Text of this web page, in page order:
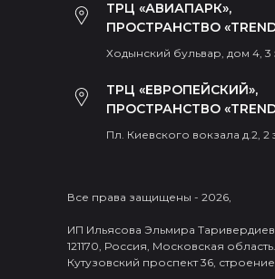
Все права защищены - 2026,
ИП Ильясова Эльмира
121170, Россия, Московская
Кутузовский проспект 36,
ТРЦ «ЕВРОПЕЙСКИЙ»,
ПРОСТРАНСТВО «TREND
Пл. Киевского вокзала д.2, 2
Ходынский бульвар, дом 4, 3
ТРЦ «АВИАПАРК»,
ПРОСТРАНСТВО «TREND